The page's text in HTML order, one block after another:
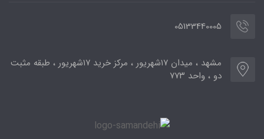
05133440005
مشهد ، میدان ۱۷شهریور ، مرکز خرید ۱۷شهریور ، طبقه مثبت
دو ، واحد ۷۷۳